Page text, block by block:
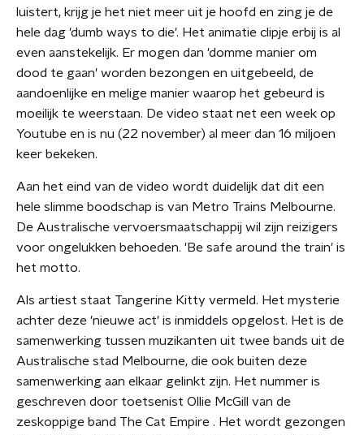
luistert, krijg je het niet meer uit je hoofd en zing je de
hele dag 'dumb ways to die'. Het animatie clipje erbij is al
even aanstekelijk. Er mogen dan 'domme manier om
dood te gaan' worden bezongen en uitgebeeld, de
aandoenlijke en melige manier waarop het gebeurd is
moeilijk te weerstaan. De video staat net een week op
Youtube en is nu (22 november) al meer dan 16 miljoen
keer bekeken.
Aan het eind van de video wordt duidelijk dat dit een
hele slimme boodschap is van Metro Trains Melbourne.
De Australische vervoersmaatschappij wil zijn reizigers
voor ongelukken behoeden. 'Be safe around the train' is
het motto.
Als artiest staat Tangerine Kitty vermeld. Het mysterie
achter deze 'nieuwe act' is inmiddels opgelost. Het is de
samenwerking tussen muzikanten uit twee bands uit de
Australische stad Melbourne, die ook buiten deze
samenwerking aan elkaar gelinkt zijn. Het nummer is
geschreven door toetsenist Ollie McGill van de
zeskoppige band The Cat Empire . Het wordt gezongen